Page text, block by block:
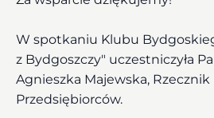
W spotkaniu Klubu
z Bydgoszczy" uczestniczyła
Agnieszka Majewska, Rzecznik
Przedsiębiorców.